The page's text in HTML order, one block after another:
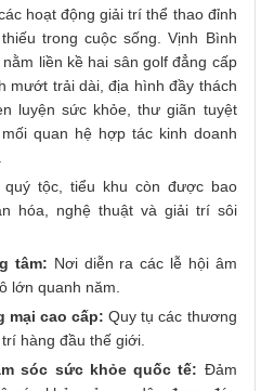
hoạt động giải trí thể thao đỉnh
trong cuộc sống. Vịnh Bình
liền kề hai sân golf đẳng cấp
mướt trải dài, địa hình đầy thách
luyện sức khỏe, thư giãn tuyệt
quan hệ hợp tác kinh doanh
tộc, tiểu khu còn được bao
hóa, nghệ thuật và giải trí sôi
tâm: Nơi diễn ra các lễ hội âm
lớn quanh năm.
mại cao cấp: Quy tụ các thương
hàng đầu thế giới.
sóc sức khỏe quốc tế: Đảm